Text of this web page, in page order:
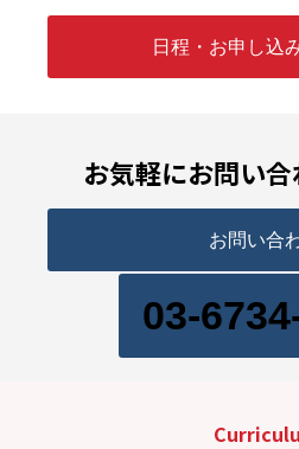
日程・お申し込
お気軽にお問い
お問い合
03-